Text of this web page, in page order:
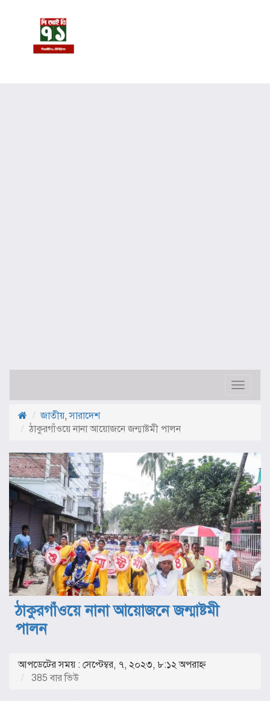
Toggle
জাতীয়,সারাদেশ
ঠাকুরগাঁওয়ে নানা আয়োজনে জন্মাষ্টমী পালন
ঠাকুরগাঁওয়ে নানা আয়োজনে জন্মাষ্টমী
পালন
আপডেটের সময় : সেপ্টেম্বর, ৭, ২০২৩, ৮:১২ অপরাহ্ণ
385 বার ভিউ